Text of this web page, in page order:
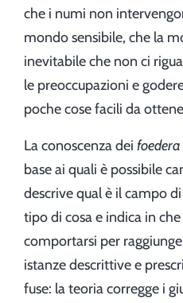
che i numi non
mondo sensibile, che la
inevitabile che non ci
le preoccupazioni e
poche cose facili da
La conoscenza dei
base ai quali è possibile
descrive qual è il campo
tipo di cosa e indica in
comportarsi per
istanze descrittive e
fuse: la teoria corregge i